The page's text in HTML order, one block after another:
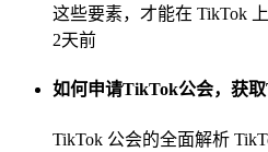
这些要素，才能在 TikTok
2天前
如何申请TikTok公会，获
TikTok 公会的全面解析